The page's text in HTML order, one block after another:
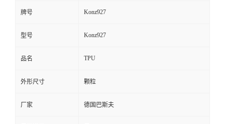
牌号 Konz927
型号 Konz927
品名 TPU
外形尺寸 颗粒
厂家 德国巴斯夫